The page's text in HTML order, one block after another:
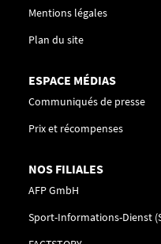
Mentions légales
Plan du site
ESPACE MÉDIAS
Communiqués de presse
Prix et récompenses
NOS FILIALES
AFP GmbH
Sport-Informations-Dienst